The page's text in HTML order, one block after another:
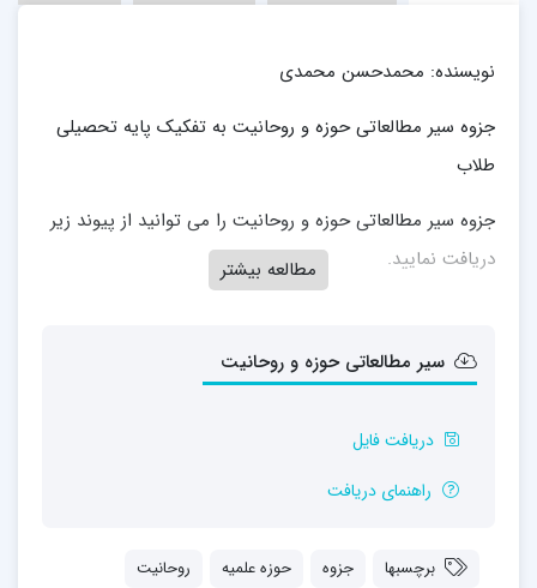
نویسنده: محمدحسن محمدی
جزوه سیر مطالعاتی حوزه و روحانیت به تفکیک پایه تحصیلی
طلاب
جزوه سیر مطالعاتی حوزه و روحانیت را می توانید از پیوند زیر
دریافت نمایید.
مطالعه بیشتر
سیر مطالعاتی حوزه و روحانیت
دریافت فایل
راهنمای دریافت
برچسبها جزوه حوزه علمیه
روحانیت